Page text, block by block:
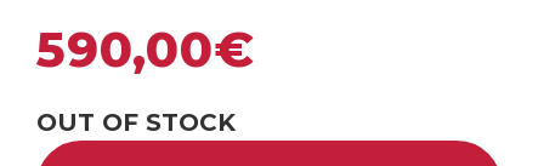
590,00€
OUT OF STOCK